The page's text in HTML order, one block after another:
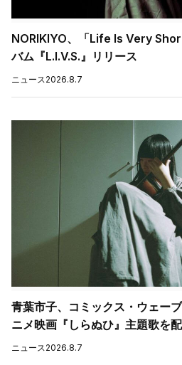
NORIKIYO、「Life Is Very
バム『L.I.V.S.』リリース
ニュース 2026.8.7
青葉市子、コミックス・ウェー
ニメ映画『しらぬひ』主題歌を
ニュース 2026.8.7